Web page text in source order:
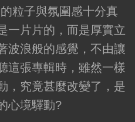
粒子與氛圍感十分真
一片片的，而是厚實立
波浪般的感覺，不由讓
這張專輯時，雖然一樣
，究竟甚麼改變了，是
心境驛動?